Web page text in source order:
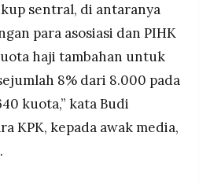
sentral, di antaranya
para asosiasi dan PIHK
haji tambahan untuk
8% dari 8.000 pada
kuota,” kata Budi
KPK, kepada awak media,